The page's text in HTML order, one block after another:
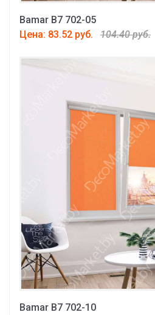
Bamar B7 702-05
Цена: 83.52 руб.
104.40 руб.
Bamar B7 702-10